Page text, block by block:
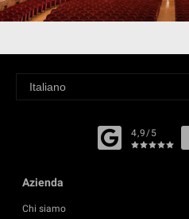
4,9/5
Azienda
Chi siamo